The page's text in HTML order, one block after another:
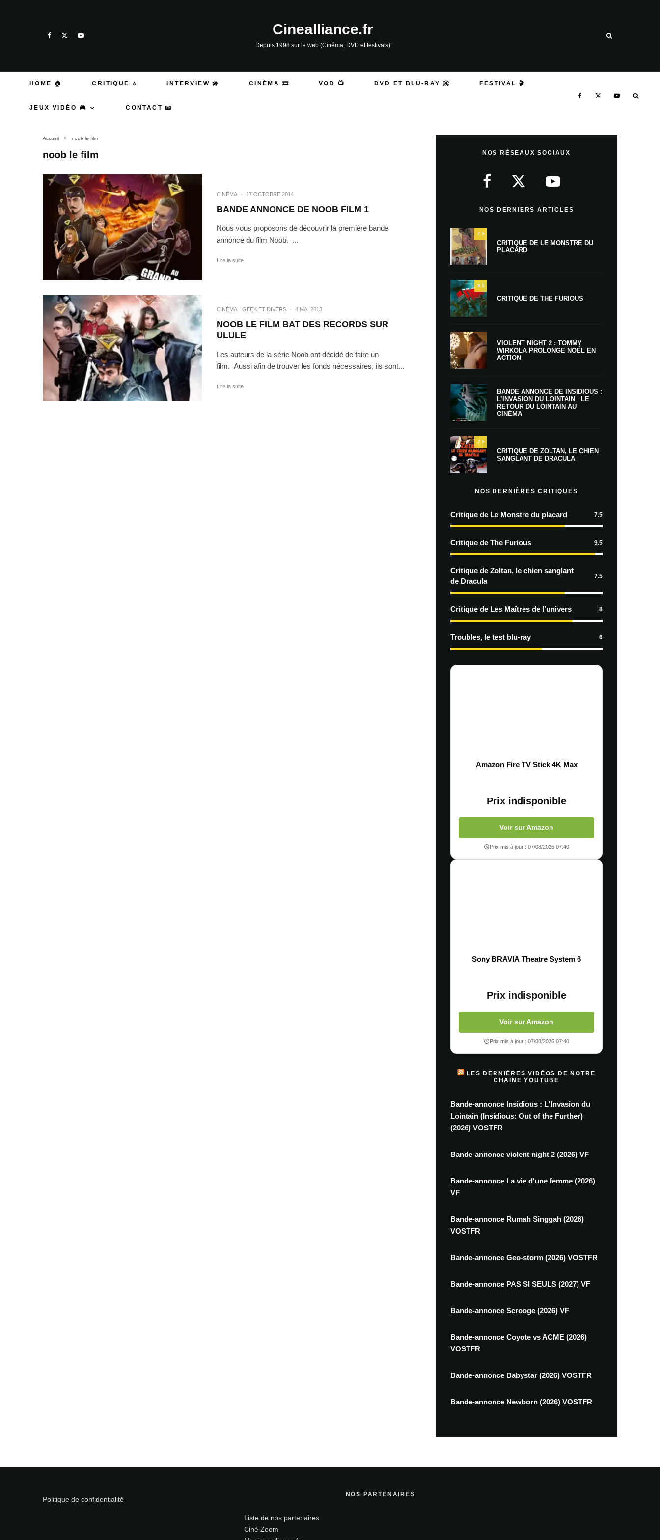
Cinealliance.fr
Depuis 1998 sur le web (Cinéma, DVD et festivals)
HOME 🏠 CRITIQUE ⭐ INTERVIEW 🎤 CINÉMA 🎞️ VOD 📺 DVD ET BLU-RAY 📀 FESTIVAL 🎬
JEUX VIDÉO 🎮 CONTACT 📧
Accueil noob le film
noob le film
CINÉMA · 17 OCTOBRE 2014
BANDE ANNONCE DE NOOB FILM 1
Nous vous proposons de découvrir la première bande
annonce du film Noob. ...
Lire la suite
CINÉMA GEEK ET DIVERS · 4 MAI 2013
NOOB LE FILM BAT DES RECORDS SUR
ULULE
Les auteurs de la série Noob ont décidé de faire un
film. Aussi afin de trouver les fonds nécessaires, ils sont...
Lire la suite
NOS RÉSEAUX SOCIAUX
NOS DERNIERS ARTICLES
7.5
CRITIQUE DE LE MONSTRE DU
PLACARD
9.5
CRITIQUE DE THE FURIOUS
VIOLENT NIGHT 2 : TOMMY
WIRKOLA PROLONGE NOËL EN
ACTION
BANDE ANNONCE DE INSIDIOUS :
L’INVASION DU LOINTAIN : LE
RETOUR DU LOINTAIN AU
CINÉMA
7.5
CRITIQUE DE ZOLTAN, LE CHIEN
SANGLANT DE DRACULA
NOS DERNIÈRES CRITIQUES
Critique de Le Monstre du placard 7.5
Critique de The Furious 9.5
Critique de Zoltan, le chien sanglant
de Dracula
7.5
Critique de Les Maîtres de l’univers 8
Troubles, le test blu-ray 6
Amazon Fire TV Stick 4K Max
Prix indisponible
Voir sur Amazon
Prix mis à jour : 07/08/2026 07:40
Sony BRAVIA Theatre System 6
Prix indisponible
Voir sur Amazon
Prix mis à jour : 07/08/2026 07:40
LES DERNIÈRES VIDÉOS DE NOTRE
CHAINE YOUTUBE
Bande-annonce Insidious : L'Invasion du
Lointain (Insidious: Out of the Further)
(2026) VOSTFR
Bande-annonce violent night 2 (2026) VF
Bande-annonce La vie d'une femme (2026)
VF
Bande-annonce Rumah Singgah (2026)
VOSTFR
Bande-annonce Geo-storm (2026) VOSTFR
Bande-annonce PAS SI SEULS (2027) VF
Bande-annonce Scrooge (2026) VF
Bande-annonce Coyote vs ACME (2026)
VOSTFR
Bande-annonce Babystar (2026) VOSTFR
Bande-annonce Newborn (2026) VOSTFR
Politique de confidentialité
NOS PARTENAIRES
Liste de nos partenaires
Ciné Zoom